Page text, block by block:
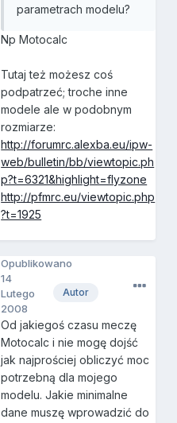
parametrach modelu?
Np Motocalc
Tutaj też możesz coś
podpatrzeć; troche inne
modele ale w podobnym
rozmiarze:
http://forumrc.alexba.eu/ipw-
web/bulletin/bb/viewtopic.ph
p?t=6321&highlight=flyzone
http://pfmrc.eu/viewtopic.php
?t=1925
Autor
Opublikowano
14
Lutego
2008
Od jakiegoś czasu meczę
Motocalc i nie mogę dojść
jak najprościej obliczyć moc
potrzebną dla mojego
modelu. Jakie minimalne
dane muszę wprowadzić do